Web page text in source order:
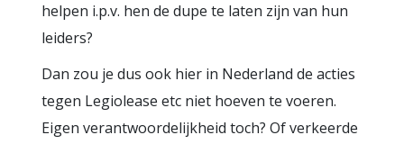
helpen i.p.v. hen de dupe te laten zijn van hun
leiders?
Dan zou je dus ook hier in Nederland de acties
tegen Legiolease etc niet hoeven te voeren.
Eigen verantwoordelijkheid toch? Of verkeerde